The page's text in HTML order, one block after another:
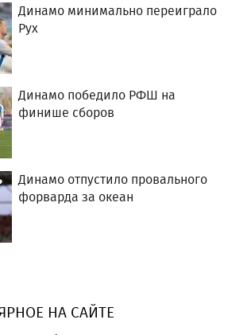
Динамо минимально переиграло
Рух
Динамо победило РФШ на
финише сборов
Динамо отпустило провального
форварда за океан
НА САЙТЕ